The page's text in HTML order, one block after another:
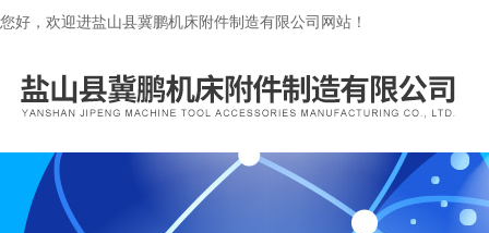
您好，欢迎进盐山县冀鹏机床附件制造有限公司网站！